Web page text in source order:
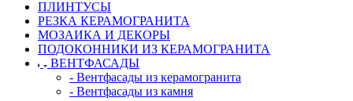
ПЛИНТУСЫ
РЕЗКА КЕРАМОГРАНИТА
МОЗАИКА И ДЕКОРЫ
ПОДОКОННИКИ ИЗ КЕРАМОГРАНИТА
ВЕНТФАСАДЫ
- Вентфасады из керамогранита
- Вентфасады из камня